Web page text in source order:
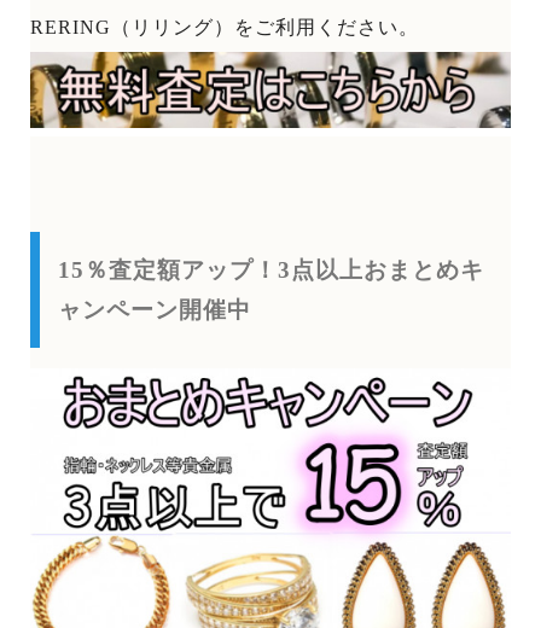
RERING（リリング）をご利用ください。
15％査定額アップ！3点以上おまとめキ
ャンペーン開催中